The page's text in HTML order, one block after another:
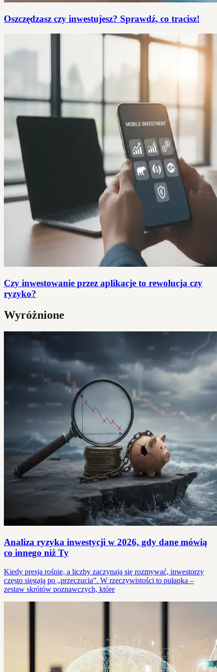
Oszczędzasz czy inwestujesz? Sprawdź, co tracisz!
Czy inwestowanie przez aplikacje to rewolucja czy
ryzyko?
Wyróżnione
Analiza ryzyka inwestycji w 2026, gdy dane mówią
co innego niż Ty
Kiedy presja rośnie, a liczby zaczynają się rozmywać, inwestorzy
często sięgają po „przeczucia”. W rzeczywistości to pułapka –
zestaw skrótów poznawczych, które